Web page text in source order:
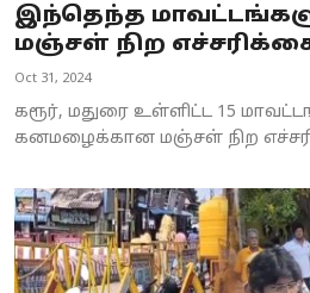
இந்தெந்த
மஞ்சள் நிற
Oct 31, 2024
கரூர், மதுரை உள்ளிட்ட 15
கனமழைக்கான மஞ்சள் நிற